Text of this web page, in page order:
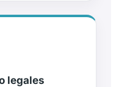
legales